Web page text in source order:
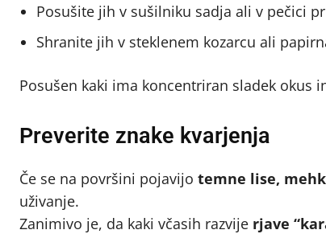
Posušite jih v sušilniku sadja ali v pečici
Shranite jih v steklenem kozarcu ali
Posušen kaki ima koncentriran sladek
Preverite znake kvarjenja
Če se na površini pojavijo temne lise,
uživanje.
Zanimivo je, da kaki včasih razvije rjave